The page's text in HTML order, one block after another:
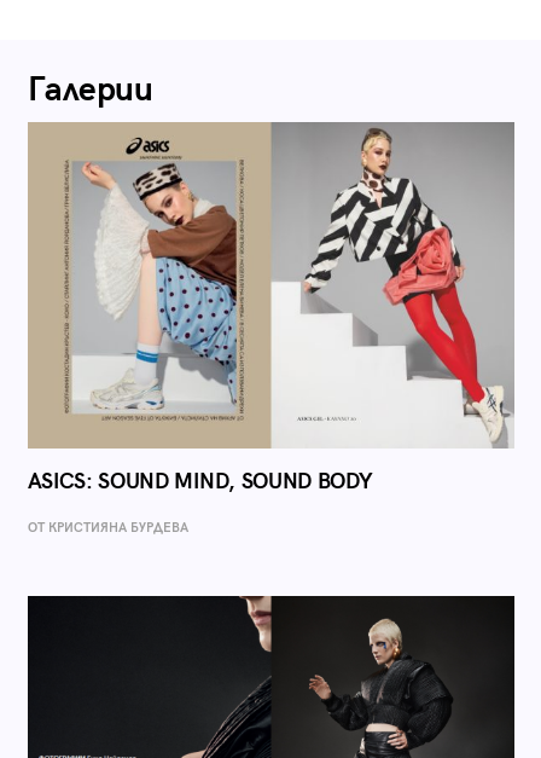
Галерии
ASICS: SOUND MIND, SOUND BODY
ОТ КРИСТИЯНА БУРДЕВА